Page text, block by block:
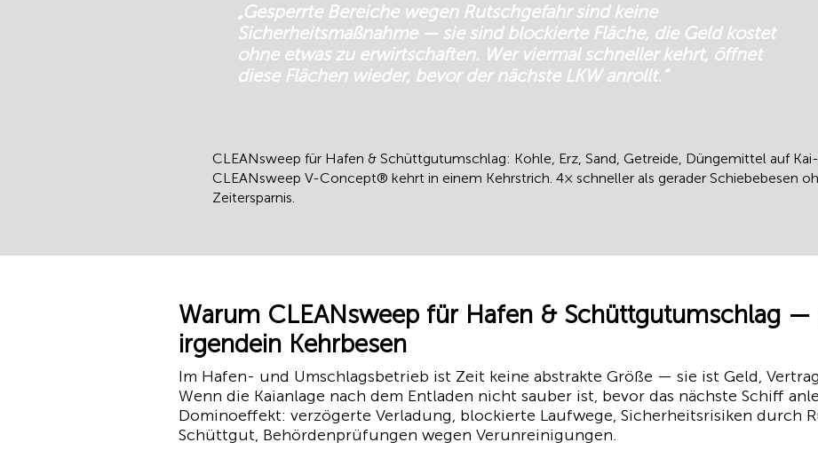
„Gesperrte Bereiche wegen Rutschgefahr sind keine
Sicherheitsmaßnahme — sie sind blockierte Fläche, die Geld kostet
ohne etwas zu erwirtschaften. Wer viermal schneller kehrt, öffnet
diese Flächen wieder, bevor der nächste LKW anrollt.“
CLEANsweep für Hafen & Schüttgutumschlag: Kohle, Erz, Sand, Getreide, Düngemittel auf
CLEANsweep V-Concept® kehrt in einem Kehrstrich. 4× schneller als gerader Schiebebesen
Zeitersparnis.
Warum CLEANsweep für Hafen & Schüttgutumschlag
irgendein Kehrbesen
Im Hafen- und Umschlagsbetrieb ist Zeit keine abstrakte Größe — sie ist Geld,
Wenn die Kaianlage nach dem Entladen nicht sauber ist, bevor das nächste Schiff
Dominoeffekt: verzögerte Verladung, blockierte Laufwege, Sicherheitsrisiken durch
Schüttgut, Behördenprüfungen wegen Verunreinigungen.